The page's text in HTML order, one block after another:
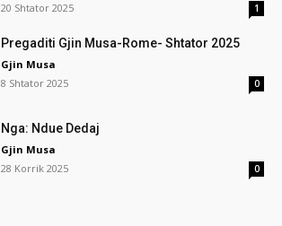
20 Shtator 2025
1
Pregaditi Gjin Musa-Rome- Shtator 2025
Gjin Musa
8 Shtator 2025
0
Nga: Ndue Dedaj
Gjin Musa
28 Korrik 2025
0